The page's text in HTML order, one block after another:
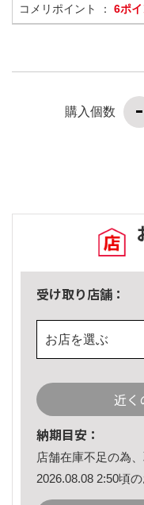
コメリポイント ： 6ポ
購入個数
受け取り店舗：
お店を選ぶ
近く
納期目安：
店舗在庫不足の為
2026.08.08 2:50頃